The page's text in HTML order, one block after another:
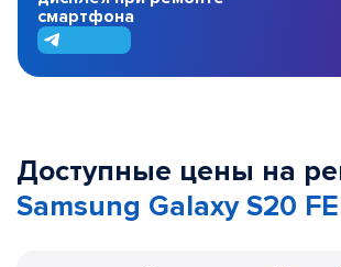
смартфона
Доступные цены на
Samsung Galaxy S20 FE